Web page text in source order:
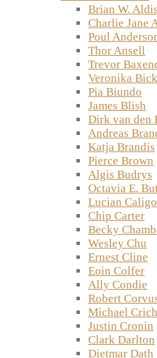
Brian W.
Charlie Jane
Poul
Thor Ansell
Trevor
Veronika
Pia Biundo
James Blish
Dirk van den
Andreas
Katja Brandis
Pierce Brown
Algis Budrys
Octavia E.
Lucian Caligo
Chip Carter
Becky
Wesley Chu
Ernest Cline
Eoin Colfer
Ally Condie
Robert
Michael
Justin Cronin
Clark Darlton
Dietmar Dath